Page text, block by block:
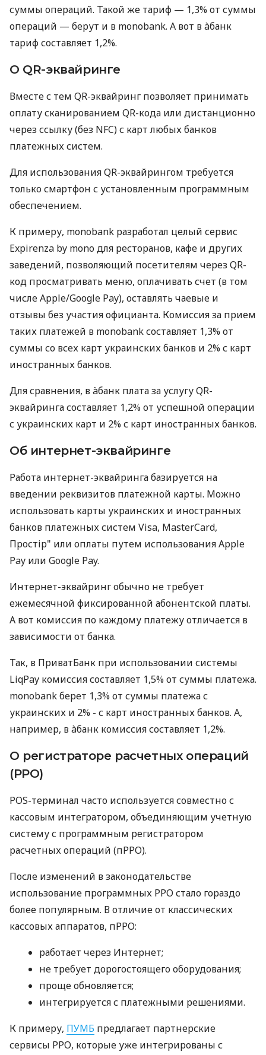
суммы операций. Такой же тариф — 1,3% от суммы
операций — берут и в monobank. А вот в àбанк
тариф составляет 1,2%.
О QR-эквайринге
Вместе с тем QR-эквайринг позволяет принимать
оплату сканированием QR-кода или дистанционно
через ссылку (без NFC) с карт любых банков
платежных систем.
Для использования QR-эквайрингом требуется
только смартфон с установленным программным
обеспечением.
К примеру, monobank разработал целый сервис
Expirenza by mono для ресторанов, кафе и других
заведений, позволяющий посетителям через QR-
код просматривать меню, оплачивать счет (в том
числе Apple/Google Pay), оставлять чаевые и
отзывы без участия официанта. Комиссия за прием
таких платежей в monobank составляет 1,3% от
суммы со всех карт украинских банков и 2% с карт
иностранных банков.
Для сравнения, в àбанк плата за услугу QR-
эквайринга составляет 1,2% от успешной операции
с украинских карт и 2% с карт иностранных банков.
Об интернет-эквайринге
Работа интернет-эквайринга базируется на
введении реквизитов платежной карты. Можно
использовать карты украинских и иностранных
банков платежных систем Visa, MasterCard,
Простір" или оплаты путем использования Apple
Pay или Google Pay.
Интернет-эквайринг обычно не требует
ежемесячной фиксированной абонентской платы.
А вот комиссия по каждому платежу отличается в
зависимости от банка.
Так, в ПриватБанк при использовании системы
LiqPay комиссия составляет 1,5% от суммы платежа.
monobank берет 1,3% от суммы платежа с
украинских и 2% - с карт иностранных банков. А,
например, в àбанк комиссия составляет 1,2%.
О регистраторе расчетных операций
(РРО)
POS-терминал часто используется совместно с
кассовым интегратором, объединяющим учетную
систему с программным регистратором
расчетных операций (пРРО).
После изменений в законодательстве
использование программных РРО стало гораздо
более популярным. В отличие от классических
кассовых аппаратов, пРРО:
работает через Интернет;
не требует дорогостоящего оборудования;
проще обновляется;
интегрируется с платежными решениями.
К примеру, ПУМБ предлагает партнерские
сервисы РРО, которые уже интегрированы с